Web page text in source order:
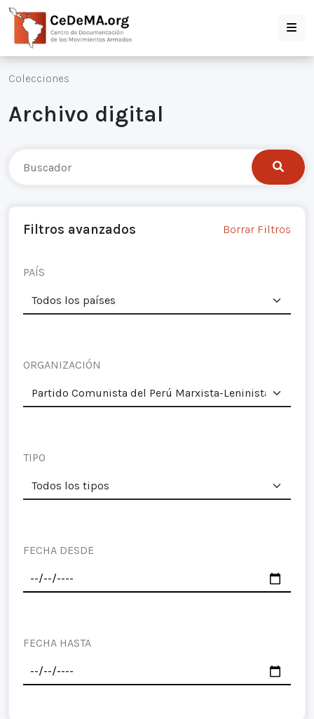
Colecciones
Archivo digital
Filtros avanzados Borrar Filtros
PAÍS
ORGANIZACIÓN
TIPO
FECHA DESDE
FECHA HASTA